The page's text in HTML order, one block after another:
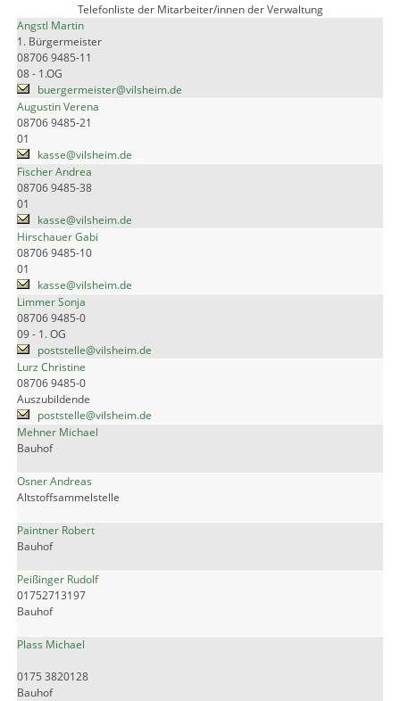
Telefonliste der Mitarbeiter/innen der Verwaltung
Angstl Martin
1. Bürgermeister
08706 9485-11
08 - 1.OG
buergermeister@vilsheim.de
Augustin Verena
08706 9485-21
01
kasse@vilsheim.de
Fischer Andrea
08706 9485-38
01
kasse@vilsheim.de
Hirschauer Gabi
08706 9485-10
01
kasse@vilsheim.de
Limmer Sonja
08706 9485-0
09 - 1. OG
poststelle@vilsheim.de
Lurz Christine
08706 9485-0
Auszubildende
poststelle@vilsheim.de
Mehner Michael
Bauhof
Osner Andreas
Altstoffsammelstelle
Paintner Robert
Bauhof
Peißinger Rudolf
01752713197
Bauhof
Plass Michael
0175 3820128
Bauhof